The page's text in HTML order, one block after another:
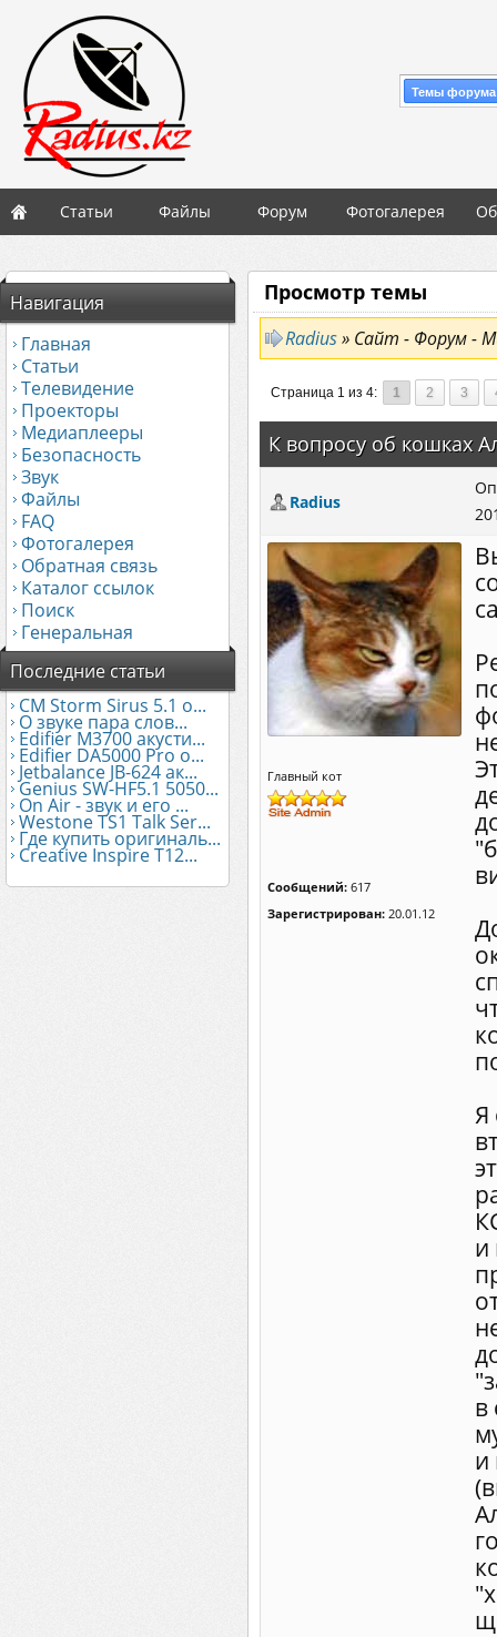
Темы
Статьи Файлы Форум Фотогалерея
Навигация
Главная
Статьи
Телевидение
Проекторы
Медиаплееры
Безопасность
Звук
Файлы
FAQ
Фотогалерея
Обратная связь
Каталог ссылок
Поиск
Генеральная
Последние статьи
CM Storm Sirus 5.1 о...
О звуке пара слов...
Edifier М3700 акусти...
Edifier DA5000 Pro о...
Jetbalance JB-624 ак...
Genius SW-HF5.1 5050...
On Air - звук и его ...
Westone TS1 Talk Ser...
Где купить оригиналь...
Creative Inspire T12...
Просмотр темы
Radius» Сайт - Форум -
Страница 1 из 4: 1 2 3
К вопросу об кошках
Radius
Главный кот
Сообщений: 617
Зарегистрирован: 20.01.12
Я
и
в
и